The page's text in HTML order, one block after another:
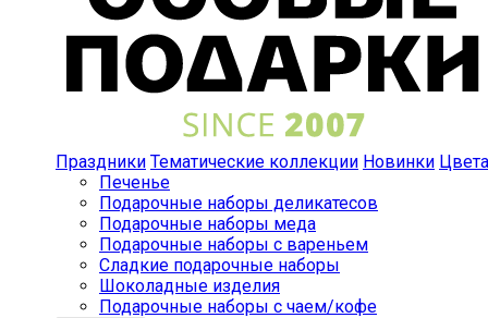
Праздники Тематические коллекции Новинки Цвета
Печенье
Подарочные наборы деликатесов
Подарочные наборы меда
Подарочные наборы с вареньем
Сладкие подарочные наборы
Шоколадные изделия
Подарочные наборы с чаем/кофе